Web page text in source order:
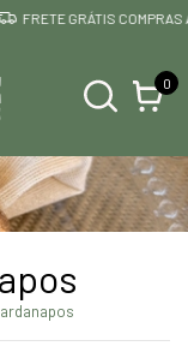
GRÁTIS COMPRAS ACIMA
0